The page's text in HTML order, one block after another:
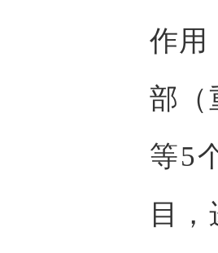
作用
部（
等5
目